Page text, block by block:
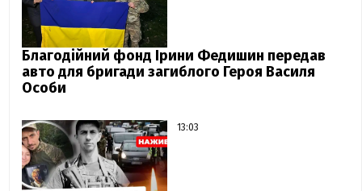
Благодійний фонд Ірини Федишин передав
авто для бригади загиблого Героя Василя
Особи
13:03